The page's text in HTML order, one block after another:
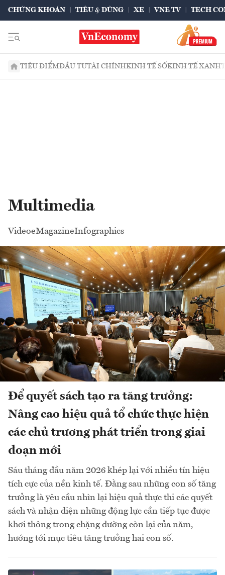
CHỨNG KHOÁN TIÊU & DÙNG XE VNE TV TECH
TIÊU ĐIỂMĐẦU TƯTÀI CHÍNHKINH TẾ SỐKINH TẾ XANH
Multimedia
VideoeMagazineInfographics
Để quyết sách tạo ra tăng trưởng:
Nâng cao hiệu quả tổ chức thực hiện
các chủ trương phát triển trong giai
đoạn mới
Sáu tháng đầu năm 2026 khép lại với nhiều tín hiệu
tích cực của nền kinh tế. Đằng sau những con số tăng
trưởng là yêu cầu nhìn lại hiệu quả thực thi các quyết
sách và nhận diện những động lực cần tiếp tục được
khơi thông trong chặng đường còn lại của năm,
hướng tới mục tiêu tăng trưởng hai con số.